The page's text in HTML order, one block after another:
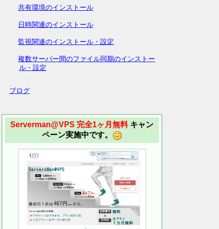
共有環境のインストール
日時関連のインストール
監視関連のインストール・設定
複数サーバー間のファイル同期のインストー
ル・設定
ブログ
Serverman@VPS 完全1ヶ月無料キャン
ペーン実施中です。